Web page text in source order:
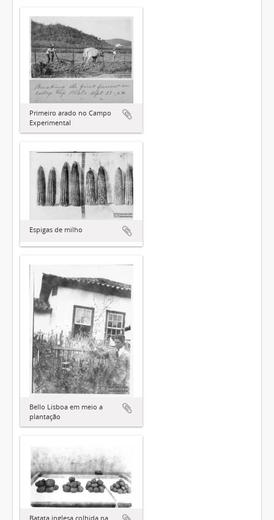
Primeiro arado no Campo
Experimental
Espigas de milho
Bello Lisboa em meio a
plantação
Batata inglesa colhida na